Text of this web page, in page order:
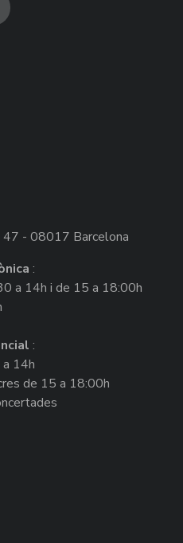
47 - 08017 Barcelona
:
a 14h i de 15 a 18:00h
:
14h
de 15 a 18:00h